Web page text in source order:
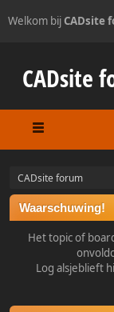
Welkom bij CADsite
CADsite
CADsite forum
Waarschuwing!
Het topic of
Log alsjeblieft